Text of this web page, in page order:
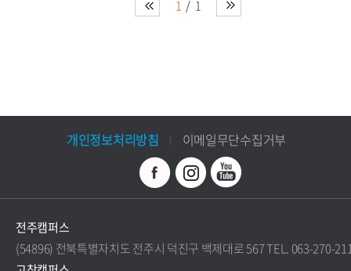
1 1
개인정보처리방침 이메일무단수집거부
전주캠퍼스
(54896) 전북특별자치도 전주시 덕진구 백제대로 567 TEL. 063-270-